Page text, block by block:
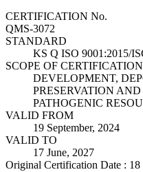
CERTIFICATION No.
QMS-3072
STANDARD
KS Q ISO 9001:2015/
SCOPE OF CERTIFICATION
DEVELOPMENT,
PRESERVATION
PATHOGENIC
VALID FROM
19 September, 2024
VALID TO
17 June, 2027
Original Certification Date : 18